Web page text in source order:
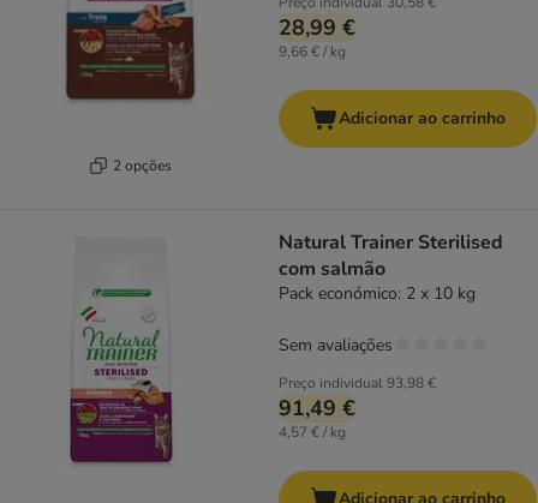
2 opções
28,99 €
9,66 € / kg
Adicionar ao carrinho
Natural Trainer Sterilised
com salmão
Pack económico: 2 x 10 kg
Preço individual93,98 €
91,49 €
4,57 € / kg
Sem avaliações